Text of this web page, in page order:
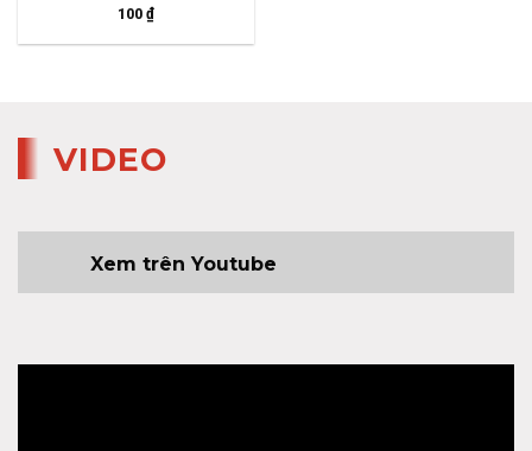
100₫
VIDEO
Xem trên Youtube